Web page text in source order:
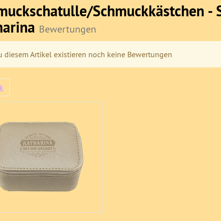
Schmuckkästchen -
Bewertungen
Artikel existieren noch keine Bewertungen